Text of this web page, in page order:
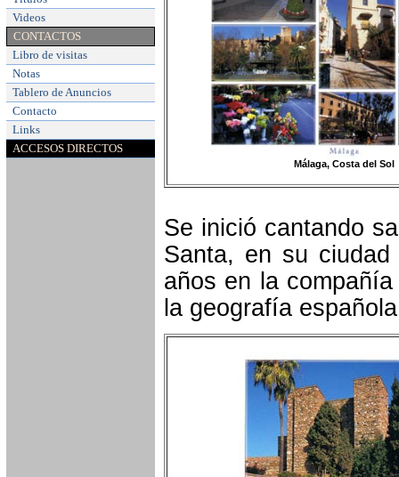
Videos
CONTACTOS
Libro de visitas
Notas
Tablero de Anuncios
Contacto
Links
ACCESOS DIRECTOS
Málaga, Costa del Sol
Se inició cantando
Santa, en su
años en la
la geografía